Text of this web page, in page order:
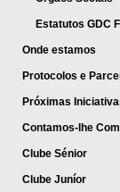
Estatutos GDC
Onde estamos
Protocolos e
Próximas
Contamos-lhe
Clube Sénior
Clube Juníor